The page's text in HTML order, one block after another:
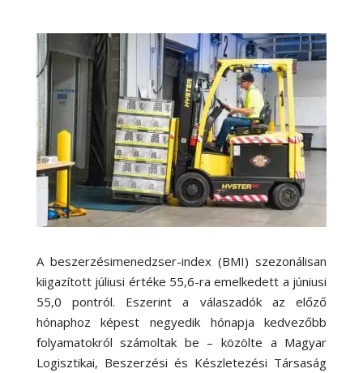
A beszerzésimenedzser-index (BMI) szezonálisan
kiigazított júliusi értéke 55,6-ra emelkedett a júniusi
55,0 pontról. Eszerint a válaszadók az előző
hónaphoz képest negyedik hónapja kedvezőbb
folyamatokról számoltak be – közölte a Magyar
Logisztikai, Beszerzési és Készletezési Társaság